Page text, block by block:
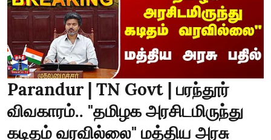
Parandur | TN Govt | பரந்தூர்
விவகாரம்.. "தமிழக அரசிடமிருந்து
கடிதம் வரவில்லை" மத்திய அரசு